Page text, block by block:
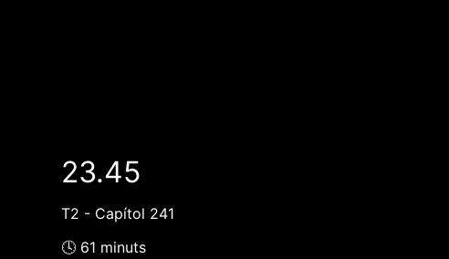
23.45
T2 - Capítol 241
🕓 61 minuts